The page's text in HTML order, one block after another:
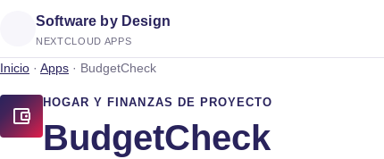
Software by Design
NEXTCLOUD APPS
Inicio · Apps · BudgetCheck
HOGAR Y FINANZAS DE PROYECTO
BudgetCheck